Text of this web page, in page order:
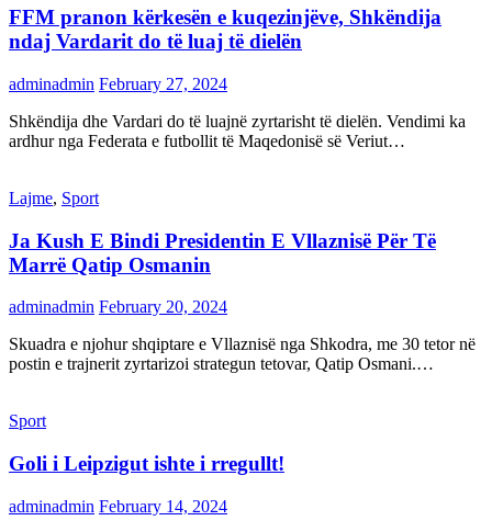
FFM pranon kërkesën e kuqezinjëve, Shkëndija
ndaj Vardarit do të luaj të dielën
adminadmin February 27, 2024
Shkëndija dhe Vardari do të luajnë zyrtarisht të dielën. Vendimi ka
ardhur nga Federata e futbollit të Maqedonisë së Veriut…
Lajme, Sport
Ja Kush E Bindi Presidentin E Vllaznisë Për Të
Marrë Qatip Osmanin
adminadmin February 20, 2024
Skuadra e njohur shqiptare e Vllaznisë nga Shkodra, me 30 tetor në
postin e trajnerit zyrtarizoi strategun tetovar, Qatip Osmani.…
Sport
Goli i Leipzigut ishte i rregullt!
adminadmin February 14, 2024